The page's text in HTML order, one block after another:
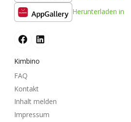
Herunterladen in
Kimbino
FAQ
Kontakt
Inhalt melden
Impressum